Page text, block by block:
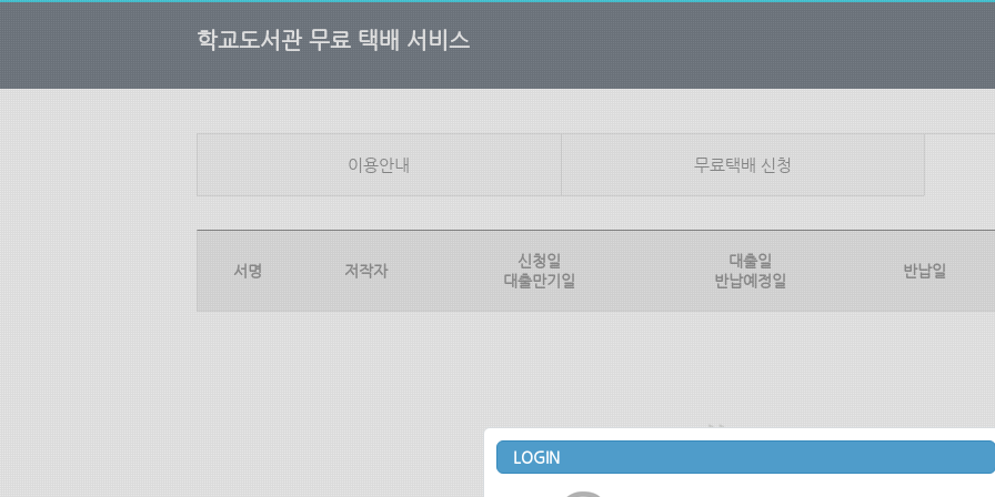
학교도서관 무료 택배 서비스
이용안내 무료택배 신청
서명 저작자
신청일
대출만기일
대출일
반납예정일
반납일
LOGIN